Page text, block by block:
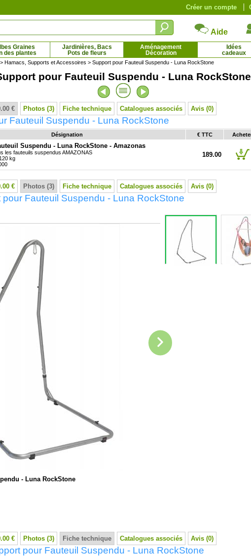
Créer un compte
Aide
Graines
des plantes
Jardinières, Bacs
Pots de fleurs
Aménagement
Décoration
Idées
cadeaux
Verveine nodiflore couvre-sol gazonnante
> Hamacs, Supports et Accessoires > Support pour Fauteuil Suspendu - Luna RockStone
pour Fauteuil Suspendu - Luna RockStone
€ Photos (3) Fiche technique Catalogues associés Avis (0)
Fauteuil Suspendu - Luna RockStone
Désignation € TTC
Suspendu - Luna RockStone - Amazonas
les fauteuils suspendus AMAZONAS
kg
189.00
€ Photos (3) Fiche technique Catalogues associés Avis (0)
Fauteuil Suspendu - Luna RockStone
- Luna RockStone
€ Photos (3) Fiche technique Catalogues associés Avis (0)
pour Fauteuil Suspendu - Luna RockStone